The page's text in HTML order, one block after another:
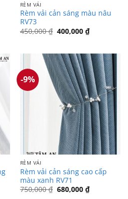
₫.
RÈM VẢI
Rèm vải cản sáng màu nâu
RV73
450,000₫ Giá
gốc
400,000 ₫Giá
hiện
400,000 ₫.
-9%
RÈM VẢI
Rèm vải cản sáng cao cấp
màu xanh RV71
750,000₫ Giá
680,000 ₫Giá
hiện